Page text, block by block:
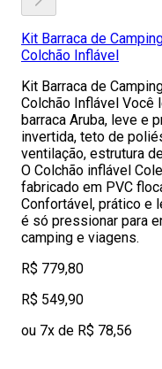
Kit Barraca de
Colchão Inflável
Kit Barraca de
Colchão Inflável Você
barraca Aruba, leve e
invertida, teto de
ventilação, estrutura
O Colchão inflável
fabricado em PVC
Confortável, prático e
é só pressionar para
camping e viagens.
R$ 779,80
R$ 549,90
ou 7x de R$ 78,56